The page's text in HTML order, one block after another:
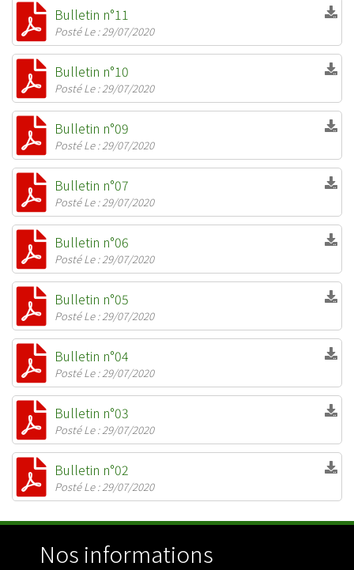
Bulletin n°11
Posté Le : 29/07/2020
Bulletin n°10
Posté Le : 29/07/2020
Bulletin n°09
Posté Le : 29/07/2020
Bulletin n°07
Posté Le : 29/07/2020
Bulletin n°06
Posté Le : 29/07/2020
Bulletin n°05
Posté Le : 29/07/2020
Bulletin n°04
Posté Le : 29/07/2020
Bulletin n°03
Posté Le : 29/07/2020
Bulletin n°02
Posté Le : 29/07/2020
Nos informations